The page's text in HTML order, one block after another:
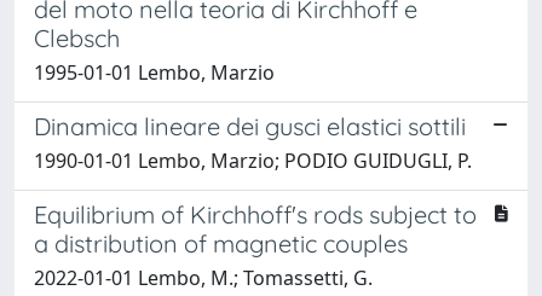
del moto nella teoria di Kirchhoff e
Clebsch
1995-01-01 Lembo, Marzio
Dinamica lineare dei gusci elastici sottili
1990-01-01 Lembo, Marzio; PODIO GUIDUGLI, P.
Equilibrium of Kirchhoff's rods subject to
a distribution of magnetic couples
2022-01-01 Lembo, M.; Tomassetti, G.